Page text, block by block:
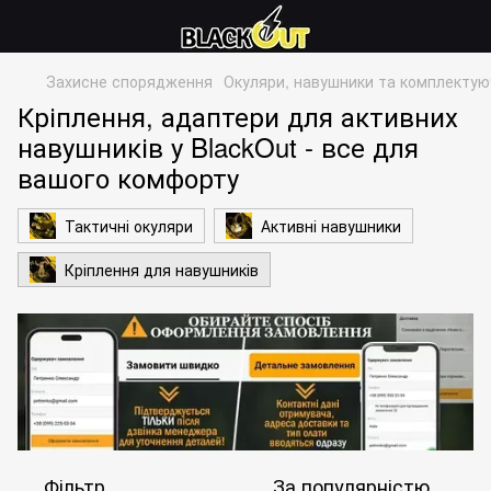
Захисне спорядження Окуляри, навушники та
Кріплення, адаптери для активних
навушників у BlackOut - все для
вашого комфорту
Тактичні окуляри
Активні навушники
Кріплення для навушників
Фільтр За популярністю